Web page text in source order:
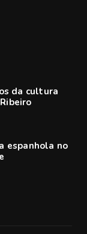
da cultura
espanhola no